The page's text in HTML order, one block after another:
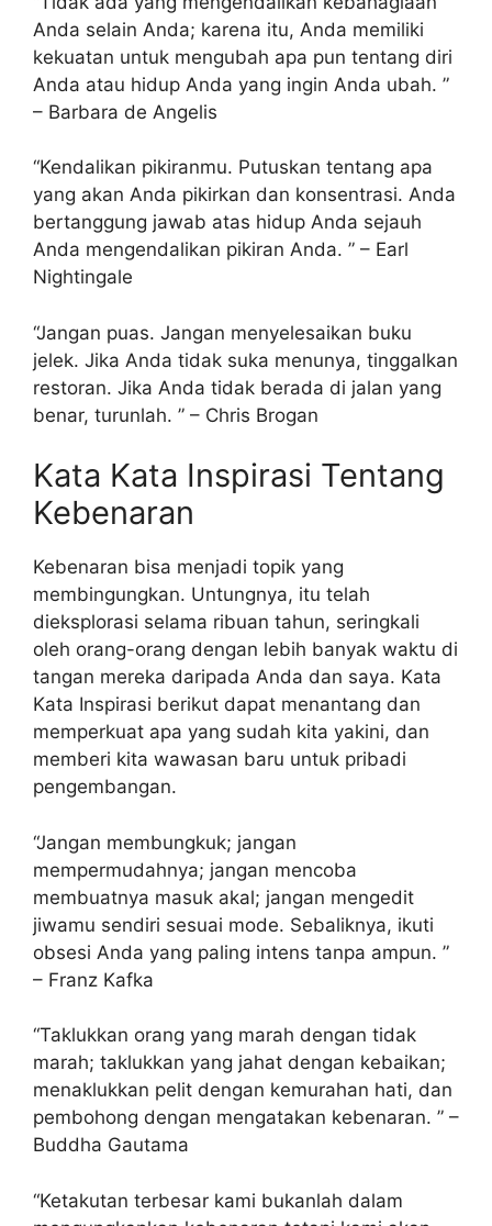
Anda selain Anda; karena itu, Anda memiliki
kekuatan untuk mengubah apa pun tentang diri
Anda atau hidup Anda yang ingin Anda ubah. ”
– Barbara de Angelis
“Kendalikan pikiranmu. Putuskan tentang apa
yang akan Anda pikirkan dan konsentrasi. Anda
bertanggung jawab atas hidup Anda sejauh
Anda mengendalikan pikiran Anda. ” – Earl
Nightingale
“Jangan puas. Jangan menyelesaikan buku
jelek. Jika Anda tidak suka menunya, tinggalkan
restoran. Jika Anda tidak berada di jalan yang
benar, turunlah. ” – Chris Brogan
Kata Kata Inspirasi Tentang
Kebenaran
Kebenaran bisa menjadi topik yang
membingungkan. Untungnya, itu telah
dieksplorasi selama ribuan tahun, seringkali
oleh orang-orang dengan lebih banyak waktu di
tangan mereka daripada Anda dan saya. Kata
Kata Inspirasi berikut dapat menantang dan
memperkuat apa yang sudah kita yakini, dan
memberi kita wawasan baru untuk pribadi
pengembangan.
“Jangan membungkuk; jangan
mempermudahnya; jangan mencoba
membuatnya masuk akal; jangan mengedit
jiwamu sendiri sesuai mode. Sebaliknya, ikuti
obsesi Anda yang paling intens tanpa ampun. ”
– Franz Kafka
“Taklukkan orang yang marah dengan tidak
marah; taklukkan yang jahat dengan kebaikan;
menaklukkan pelit dengan kemurahan hati, dan
pembohong dengan mengatakan kebenaran. ” –
Buddha Gautama
“Ketakutan terbesar kami bukanlah dalam